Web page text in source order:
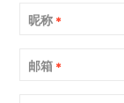
昵称 *
邮箱 *